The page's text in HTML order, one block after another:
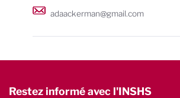
adaackerman@gmail.com
Restez informé avec l'INSHS